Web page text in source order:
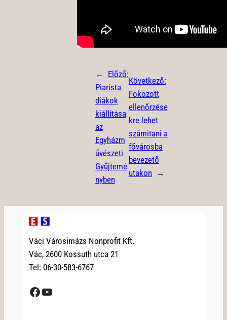
← Előző:
Piarista
diákok
kiállítása
az
Egyházm
űvészeti
Gyűjtemé
nyben
Következő:
Fokozott
ellenőrzése
kre lehet
számitani a
fővárosba
bevezető
utakon →
Váci Városimázs Nonprofit Kft.
Vác, 2600 Kossuth utca 21
Tel: 06-30-583-6767
Facebook YouTube